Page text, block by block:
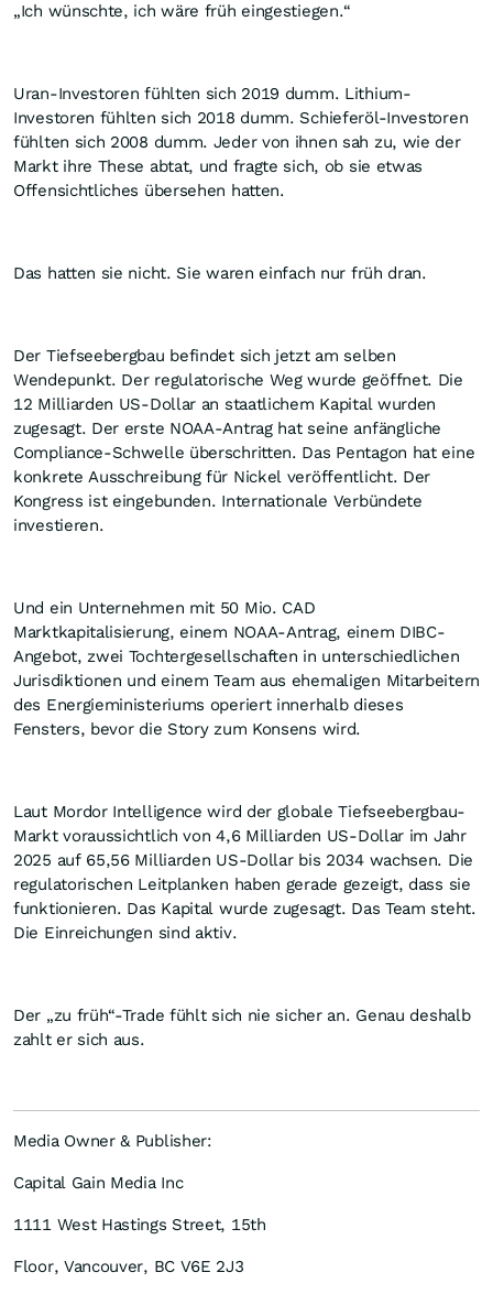
„Ich wünschte, ich wäre früh eingestiegen.“
Uran-Investoren fühlten sich 2019 dumm. Lithium-
Investoren fühlten sich 2018 dumm. Schieferöl-Investoren
fühlten sich 2008 dumm. Jeder von ihnen sah zu, wie der
Markt ihre These abtat, und fragte sich, ob sie etwas
Offensichtliches übersehen hatten.
Das hatten sie nicht. Sie waren einfach nur früh dran.
Der Tiefseebergbau befindet sich jetzt am selben
Wendepunkt. Der regulatorische Weg wurde geöffnet. Die
12 Milliarden US-Dollar an staatlichem Kapital wurden
zugesagt. Der erste NOAA-Antrag hat seine anfängliche
Compliance-Schwelle überschritten. Das Pentagon hat eine
konkrete Ausschreibung für Nickel veröffentlicht. Der
Kongress ist eingebunden. Internationale Verbündete
investieren.
Und ein Unternehmen mit 50 Mio. CAD
Marktkapitalisierung, einem NOAA-Antrag, einem DIBC-
Angebot, zwei Tochtergesellschaften in unterschiedlichen
Jurisdiktionen und einem Team aus ehemaligen Mitarbeitern
des Energieministeriums operiert innerhalb dieses
Fensters, bevor die Story zum Konsens wird.
Laut Mordor Intelligence wird der globale Tiefseebergbau-
Markt voraussichtlich von 4,6 Milliarden US-Dollar im Jahr
2025 auf 65,56 Milliarden US-Dollar bis 2034 wachsen. Die
regulatorischen Leitplanken haben gerade gezeigt, dass sie
funktionieren. Das Kapital wurde zugesagt. Das Team steht.
Die Einreichungen sind aktiv.
Der „zu früh“-Trade fühlt sich nie sicher an. Genau deshalb
zahlt er sich aus.
Media Owner & Publisher:
Capital Gain Media Inc
1111 West Hastings Street, 15th
Floor, Vancouver, BC V6E 2J3